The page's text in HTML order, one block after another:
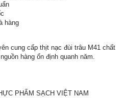
hàng
cung cấp thịt nạc đùi trâu M41 chất
hàng ổn định quanh năm.
PHẨM SẠCH VIỆT NAM